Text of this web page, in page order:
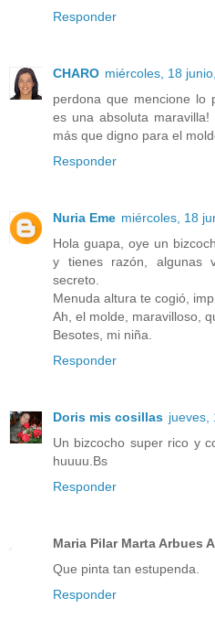
Responder
CHARO miércoles, 18
perdona que mencione lo
es una absoluta
más que digno para el
Responder
Nuria Eme miércoles, 18
Hola guapa, oye un
y tienes razón, algunas
secreto.
Menuda altura te cogió,
Ah, el molde, maravilloso,
Besotes, mi niña.
Responder
Doris mis cosillas jueves,
Un bizcocho super rico y
huuuu.Bs
Responder
Maria Pilar Marta Arbues
Que pinta tan estupenda.
Responder